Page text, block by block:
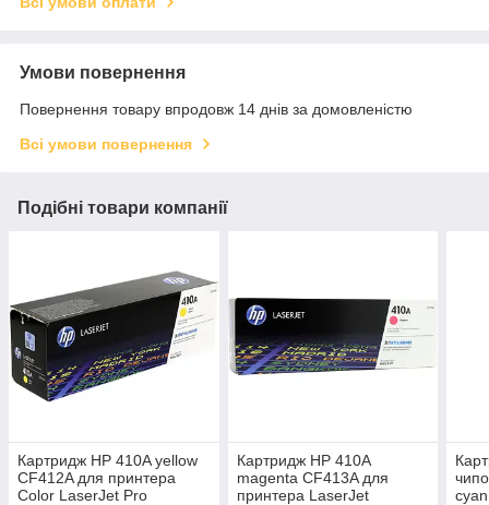
Умови повернення
Повернення товару впродовж 14 днів за домовленістю
Всі умови повернення
Подібні товари компанії
Картридж HP 410A yellow
CF412A для принтера
Color LaserJet Pro
Картридж HP 410A
magenta CF413A для
принтера LaserJet